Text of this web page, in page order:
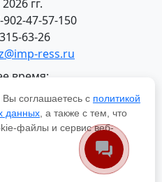
гг.
47-57-150
63-26
ress.ru
время:
(МСК+2)
край
Халтурина, 22
персональных
соглашаетесь с политикой
данных , а также с тем, что
файлы и сервис веб-